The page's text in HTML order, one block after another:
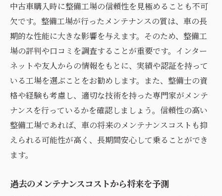
中古車購入時に整備工場の信頼性を見極めることも不可
欠です。整備工場が行ったメンテナンスの質は、車の長
期的な性能に大きな影響を与えます。そのため、整備工
場の評判や口コミを調査することが重要です。インター
ネットや友人からの情報をもとに、実績や認証を持って
いる工場を選ぶことをお勧めします。また、整備士の資
格や経験も考慮し、適切な技術を持った専門家がメンテ
ナンスを行っているかを確認しましょう。信頼性の高い
整備工場であれば、車の将来のメンテナンスコストも抑
えられる可能性が高く、長期間安心して乗ることができ
ます。
過去のメンテナンスコストから将来を予測